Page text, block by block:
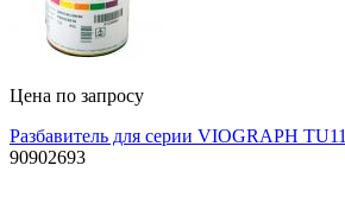
Цена по запросу
Разбавитель для серии VIOGRAPH TU11
90902693